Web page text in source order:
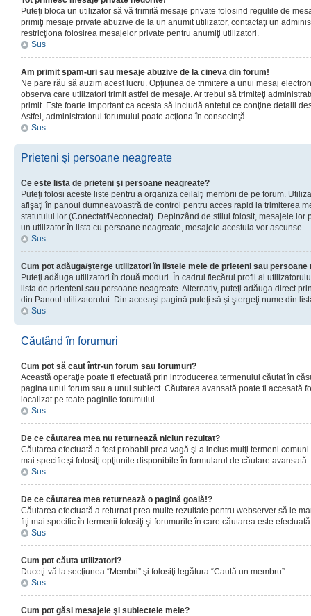
Puteţi bloca un utilizator să vă trimită mesaje private folosind regulile de
primiţi mesaje private abuzive de la un anumit utilizator, contactaţi un
restricţiona folosirea mesajelor private pentru anumiţi utilizatori.
Sus
Am primit spam-uri sau mesaje abuzive de la cineva din forum!
Ne pare rău să auzim acest lucru. Opţiunea de trimitere a unui mesaj
observa care utilizatori trimit astfel de mesaje. Ar trebui să trimiteţi
primit. Este foarte important ca acesta să includă antetul ce conţine detalii
Astfel, administratorul forumului poate acţiona în consecinţă.
Sus
Prieteni şi persoane neagreate
Ce este lista de prieteni şi persoane neagreate?
Puteţi folosi aceste liste pentru a organiza ceilalţi membrii de pe forum.
afişaţi în panoul dumneavoastră de control pentru acces rapid la trimiterea
statutului lor (Conectat/Neconectat). Depinzând de stilul folosit, mesajele lor
un utilizator în lista cu persoane neagreate, mesajele acestuia vor ascunse.
Sus
Cum pot adăuga/şterge utilizatori în listele mele de prieteni sau persoane
Puteţi adăuga utilizatori în două moduri. În cadrul fiecărui profil al
lista de prienteni sau persoane neagreate. Alternativ, puteţi adăuga direct
din Panoul utilizatorului. Din aceeaşi pagină puteţi să şi ştergeţi nume din
Sus
Căutând în forumuri
Cum pot să caut într-un forum sau forumuri?
Această operaţie poate fi efectuată prin introducerea termenului căutat în
pagina unui forum sau a unui subiect. Căutarea avansată poate fi accesată
localizat pe toate paginile forumului.
Sus
De ce căutarea mea nu returnează niciun rezultat?
Căutarea efectuată a fost probabil prea vagă şi a inclus mulţi termeni
mai specific şi folosiţi opţiunile disponibile în formularul de căutare avansată.
Sus
De ce căutarea mea returnează o pagină goală!?
Căutarea efectuată a returnat prea multe rezultate pentru webserver să le
fiţi mai specific în termenii folosiţi şi forumurile în care căutarea este
Sus
Cum pot căuta utilizatori?
Duceţi-vă la secţiunea “Membri” şi folosiţi legătura “Caută un membru”.
Sus
Cum pot găsi mesajele şi subiectele mele?